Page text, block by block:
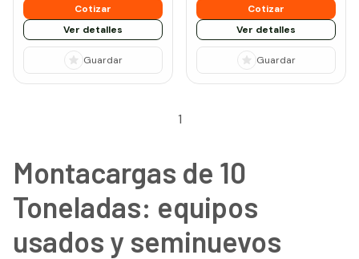
Cotizar
Ver detalles
Guardar
Cotizar
Ver detalles
Guardar
1
Montacargas de 10
Toneladas: equipos
usados y seminuevos